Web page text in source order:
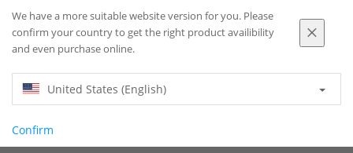
We have a more suitable website version for you. Please
confirm your country to get the right product availibility
and even purchase online.
United States (English)
Confirm